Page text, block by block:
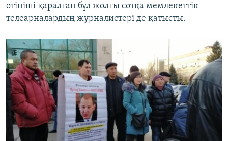
өтініші қаралған бұл жолғы сотқа мемлекеттік
телеарналардың журналистері де қатысты.